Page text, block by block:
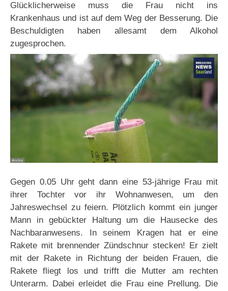
Glücklicherweise muss die Frau nicht ins
Krankenhaus und ist auf dem Weg der Besserung. Die
Beschuldigten haben allesamt dem Alkohol
zugesprochen.
Gegen 0.05 Uhr geht dann eine 53-jährige Frau mit
ihrer Tochter vor ihr Wohnanwesen, um den
Jahreswechsel zu feiern. Plötzlich kommt ein junger
Mann in gebückter Haltung um die Hausecke des
Nachbaranwesens. In seinem Kragen hat er eine
Rakete mit brennender Zündschnur stecken! Er zielt
mit der Rakete in Richtung der beiden Frauen, die
Rakete fliegt los und trifft die Mutter am rechten
Unterarm. Dabei erleidet die Frau eine Prellung. Die